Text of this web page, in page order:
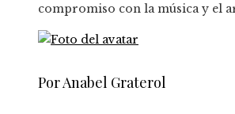
compromiso con la música y el
Por Anabel Graterol